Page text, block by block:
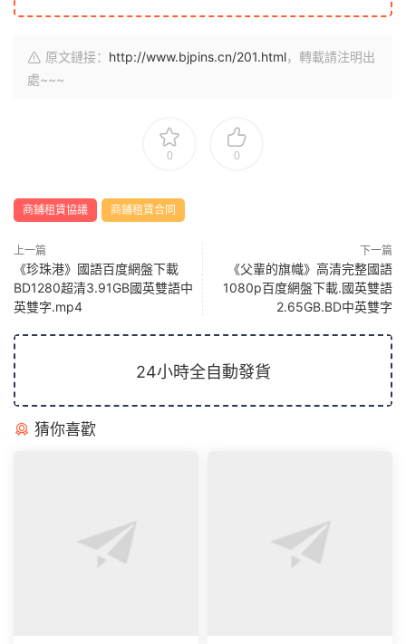
原文鏈接： http://www.bjpins.cn/201.html，轉載請注明出
處~~~
0 0
商鋪租賃協議 商鋪租賃合同
上一篇
《珍珠港》國語百度網盤下載
BD1280超清3.91GB國英雙語中
英雙字.mp4
下一篇
《父輩的旗幟》高清完整國語
1080p百度網盤下載.國英雙語
2.65GB.BD中英雙字
24小時全自動發貨
猜你喜歡